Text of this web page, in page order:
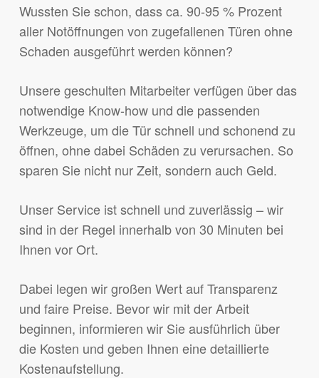
Wussten Sie schon, dass ca. 90-95 % Prozent
aller Notöffnungen von zugefallenen Türen ohne
Schaden ausgeführt werden können?
Unsere geschulten Mitarbeiter verfügen über das
notwendige Know-how und die passenden
Werkzeuge, um die Tür schnell und schonend zu
öffnen, ohne dabei Schäden zu verursachen. So
sparen Sie nicht nur Zeit, sondern auch Geld.
Unser Service ist schnell und zuverlässig – wir
sind in der Regel innerhalb von 30 Minuten bei
Ihnen vor Ort.
Dabei legen wir großen Wert auf Transparenz
und faire Preise. Bevor wir mit der Arbeit
beginnen, informieren wir Sie ausführlich über
die Kosten und geben Ihnen eine detaillierte
Kostenaufstellung.